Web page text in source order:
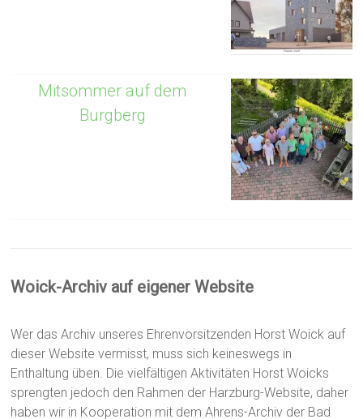
Mitsommer auf dem
Burgberg
Woick-Archiv auf eigener Website
Wer das Archiv unseres Ehrenvorsitzenden Horst Woick auf
dieser Website vermisst, muss sich keineswegs in
Enthaltung üben. Die vielfältigen Aktivitäten Horst Woicks
sprengten jedoch den Rahmen der Harzburg-Website, daher
haben wir in Kooperation mit dem Ahrens-Archiv der Bad